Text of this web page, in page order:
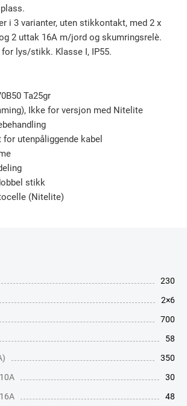
i 3 varianter, uten stikkontakt, med 2 x
2 uttak 16A m/jord og skumringsrelè.
lys/stikk. Klasse I, IP55.
Ta25gr
Ikke for versjon med Nitelite
for utenpåliggende kabel
stikk
(Nitelite)
230
2×6
700
58
350
30
48